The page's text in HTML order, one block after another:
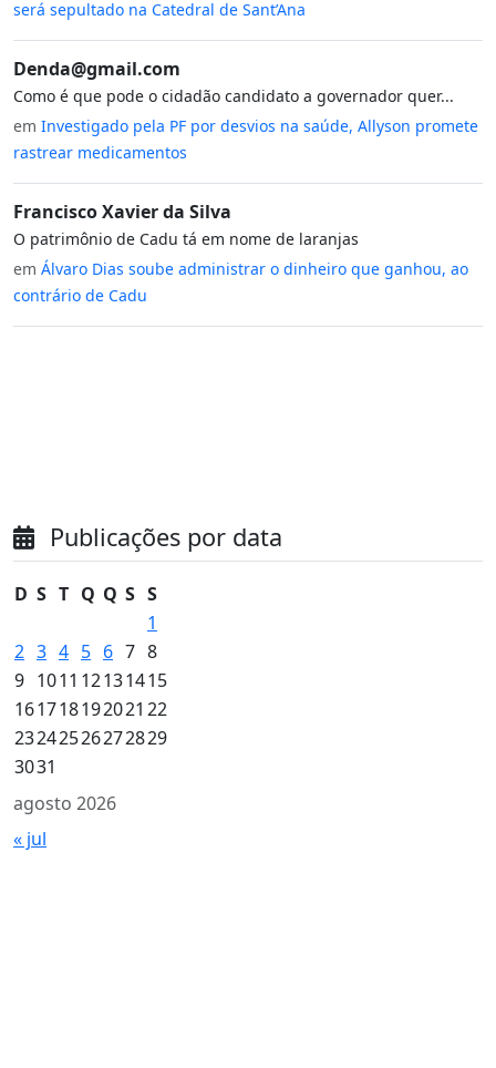
será sepultado na Catedral de Sant’Ana
Denda@gmail.com
Como é que pode o cidadão candidato a governador quer...
em Investigado pela PF por desvios na saúde, Allyson promete
rastrear medicamentos
Francisco Xavier da Silva
O patrimônio de Cadu tá em nome de laranjas
em Álvaro Dias soube administrar o dinheiro que ganhou, ao
contrário de Cadu
Publicações por data
agosto 2026
D S T Q Q S S
1
2 3 4 5 6 7 8
9 1011 12131415
161718192021 22
23242526272829
3031
« jul